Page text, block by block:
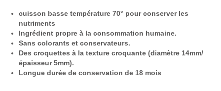
cuisson basse température 70° pour conserver les
nutriments
Ingrédient propre à la consommation humaine.
Sans colorants et conservateurs.
Des croquettes à la texture croquante (diamètre 14mm/
épaisseur 5mm).
Longue durée de conservation de 18 mois